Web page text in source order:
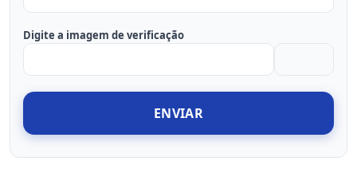
Digite a imagem de verificação
ENVIAR